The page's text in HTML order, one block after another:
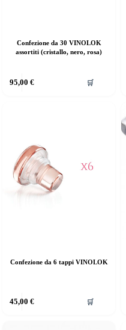
Confezione da 30 VINOLOK
assortiti (cristallo, nero, rosa)
95,00 € 🛒
Confezione da 6 tappi VINOLOK
45,00 € 🛒